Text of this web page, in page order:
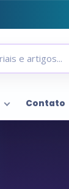
Contato